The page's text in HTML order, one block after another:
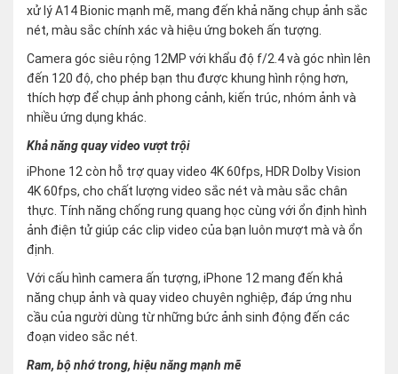
xử lý A14 Bionic mạnh mẽ, mang đến khả năng chụp ảnh sắc
nét, màu sắc chính xác và hiệu ứng bokeh ấn tượng.
Camera góc siêu rộng 12MP với khẩu độ f/2.4 và góc nhìn lên
đến 120 độ, cho phép bạn thu được khung hình rộng hơn,
thích hợp để chụp ảnh phong cảnh, kiến trúc, nhóm ảnh và
nhiều ứng dụng khác.
Khả năng quay video vượt trội
iPhone 12 còn hỗ trợ quay video 4K 60fps, HDR Dolby Vision
4K 60fps, cho chất lượng video sắc nét và màu sắc chân
thực. Tính năng chống rung quang học cùng với ổn định hình
ảnh điện tử giúp các clip video của bạn luôn mượt mà và ổn
định.
Với cấu hình camera ấn tượng, iPhone 12 mang đến khả
năng chụp ảnh và quay video chuyên nghiệp, đáp ứng nhu
cầu của người dùng từ những bức ảnh sinh động đến các
đoạn video sắc nét.
Ram, bộ nhớ trong, hiệu năng mạnh mẽ